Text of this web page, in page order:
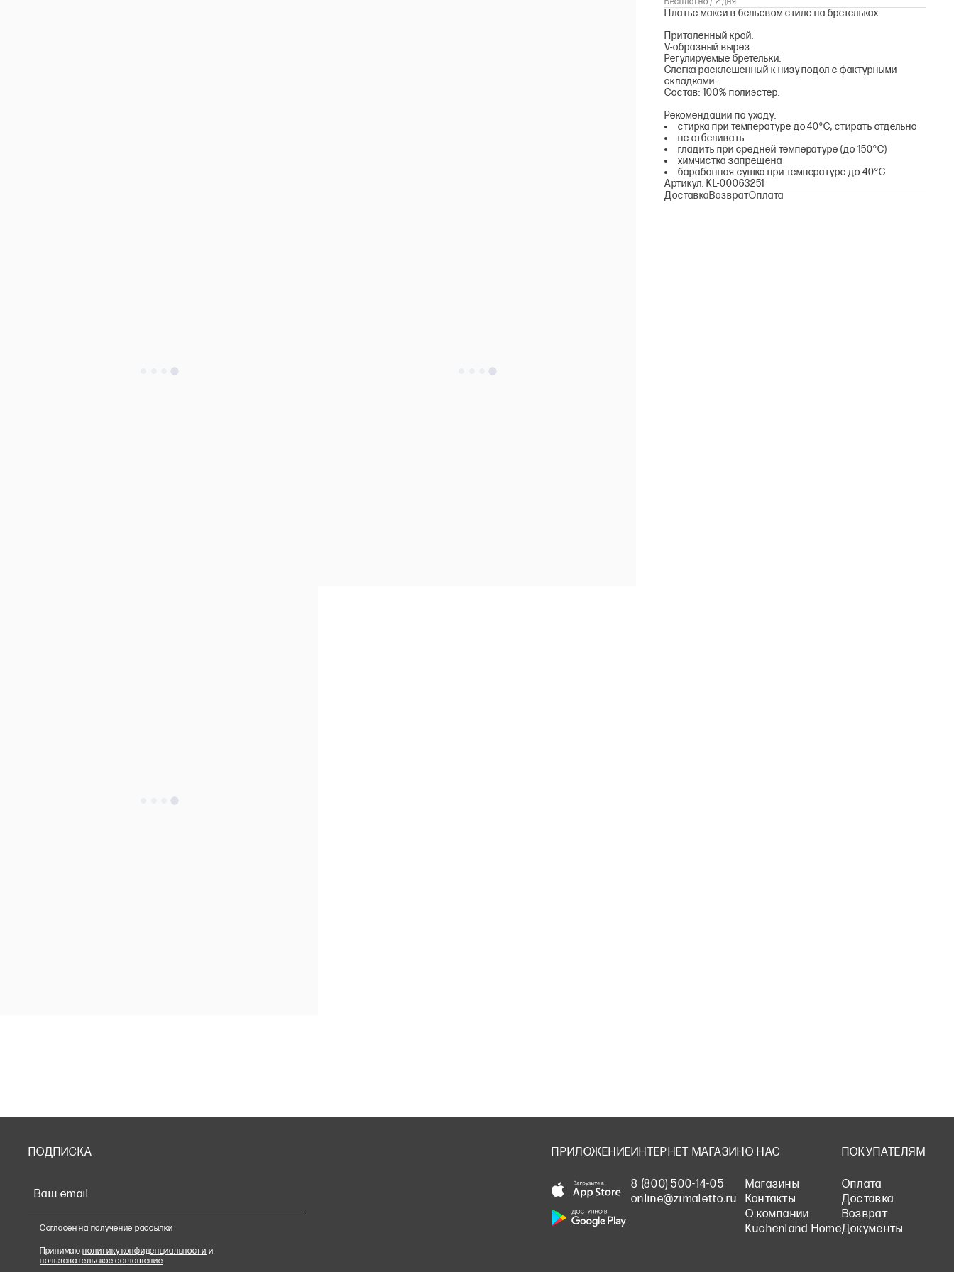
Платье макси в бельевом стиле на бретельках.
Приталенный крой.
V-образный вырез.
Регулируемые бретельки.
Слегка расклешенный к низу подол с фактурными
складками.
Состав: 100% полиэстер.
Рекомендации по уходу:
стирка при температуре до 40°С, стирать отдельно
не отбеливать
гладить при средней температуре (до 150°С)
химчистка запрещена
барабанная сушка при температуре до 40°С
Артикул: KL-00063251
ДоставкаВозвратОплата
ПОДПИСКА
Ваш email
Согласен на получение рассылки
Принимаюполитику конфиденциальности и
пользовательское соглашение
ПРИЛОЖЕНИЕИНТЕРНЕТ МАГАЗИН
8 (800) 500-14-05
online@zimaletto.ru
О НАС
Магазины
Контакты
О компании
Kuchenland Home
ПОКУПАТЕЛЯМ
Оплата
Доставка
Возврат
Документы